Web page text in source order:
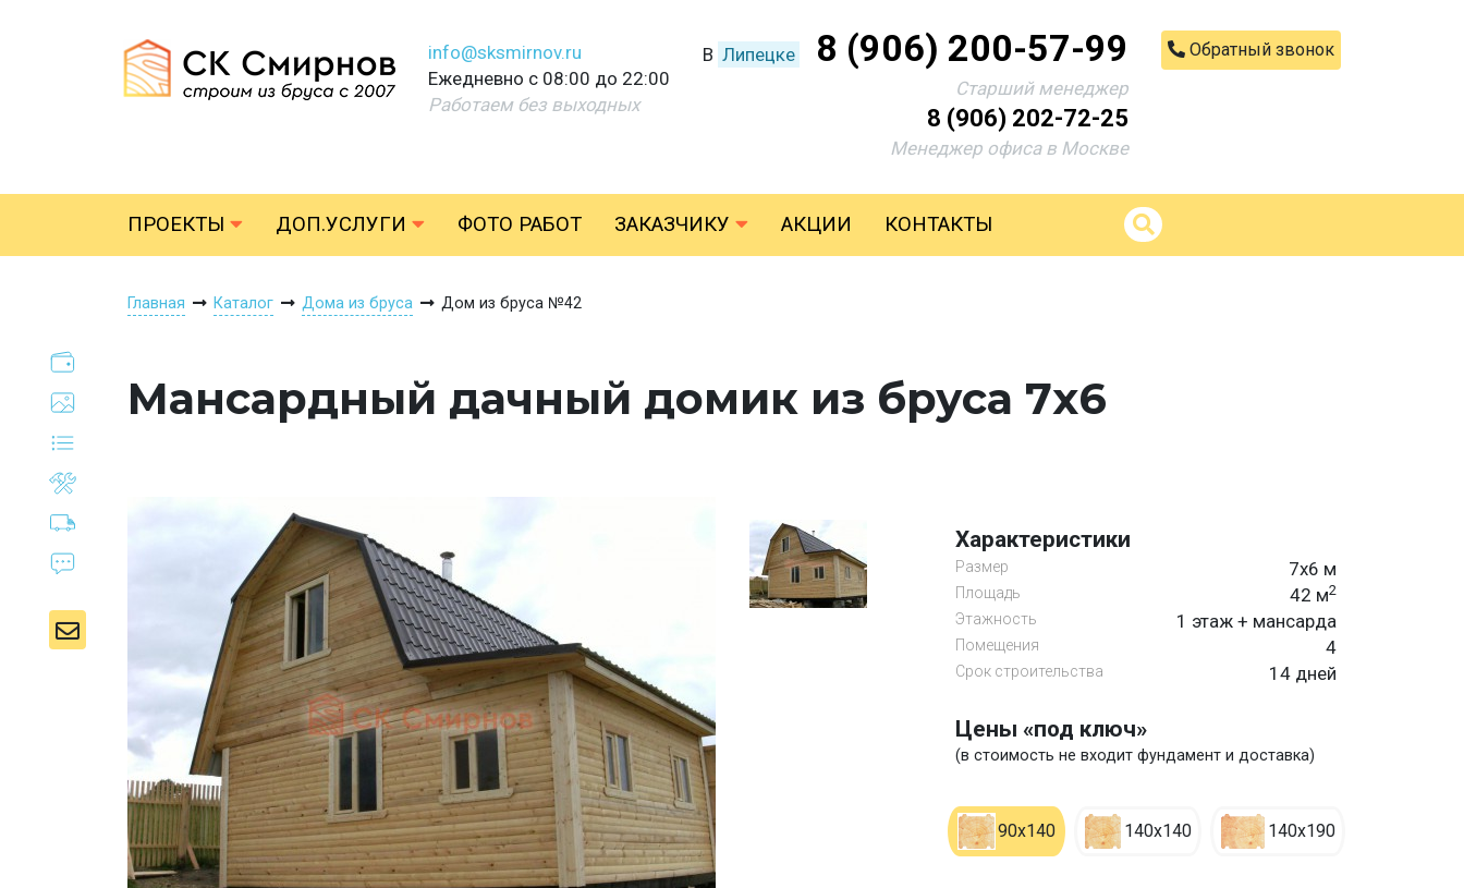
info@sksmirnov.ru
Ежедневно с 08:00 до 22:00
Работаем без выходных
В Липецке 8 (906) 200-57-99
Старший менеджер
8 (906) 202-72-25
Менеджер офиса в Москве
Обратный звонок
ПРОЕКТЫ ДОП.УСЛУГИ ФОТО РАБОТ ЗАКАЗЧИКУ АКЦИИ КОНТАКТЫ
Главная Каталог Дома из бруса Дом из бруса №42
Мансардный дачный домик из бруса 7х6
Характеристики
Размер 7х6 м
Площадь 42 м2
Этажность 1 этаж + мансарда
Помещения 4
Срок строительства 14 дней
Цены «под ключ»
(в стоимость не входит фундамент и доставка)
90х140 140х140 140х190